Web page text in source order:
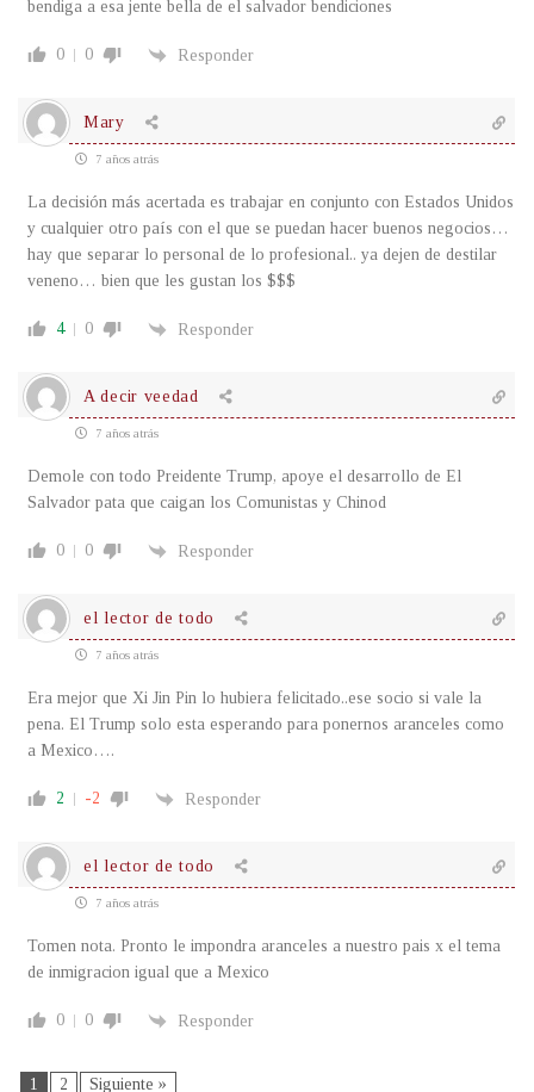
bendiga a esa jente bella de el salvador bendiciones
0 0 Responder
Mary
7 años atrás
La decisión más acertada es trabajar en conjunto con Estados Unidos
y cualquier otro país con el que se puedan hacer buenos negocios…
hay que separar lo personal de lo profesional.. ya dejen de destilar
veneno… bien que les gustan los $$$
4 0 Responder
A decir veedad
7 años atrás
Demole con todo Preidente Trump, apoye el desarrollo de El
Salvador pata que caigan los Comunistas y Chinod
0 0 Responder
el lector de todo
7 años atrás
Era mejor que Xi Jin Pin lo hubiera felicitado..ese socio si vale la
pena. El Trump solo esta esperando para ponernos aranceles como
a Mexico….
2 -2 Responder
el lector de todo
7 años atrás
Tomen nota. Pronto le impondra aranceles a nuestro pais x el tema
de inmigracion igual que a Mexico
0 0 Responder
1 2 Siguiente »